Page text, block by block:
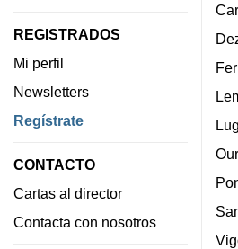
REGISTRADOS
Mi perfil
Newsletters
Regístrate
CONTACTO
Cartas al director
Contacta con nosotros